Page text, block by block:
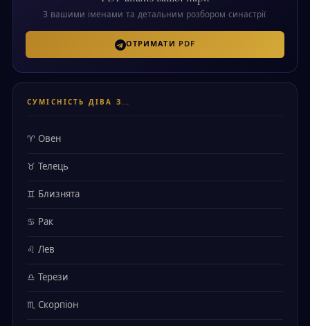
З вашими іменами та детальним розбором синастрії.
ОТРИМАТИ PDF
СУМІСНІСТЬ ДІВА З...
♈ Овен
♉ Телець
♊ Близнята
♋ Рак
♌ Лев
♎ Терези
♏ Скорпіон